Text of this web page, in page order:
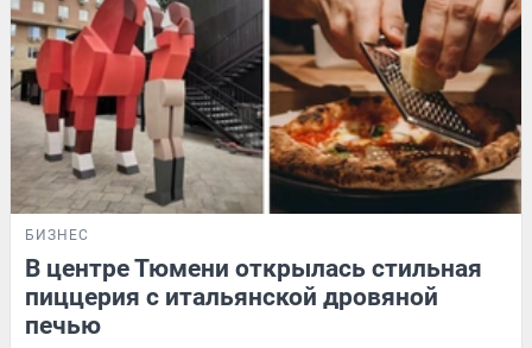
БИЗНЕС
В центре Тюмени открылась стильная
пиццерия с итальянской дровяной
печью